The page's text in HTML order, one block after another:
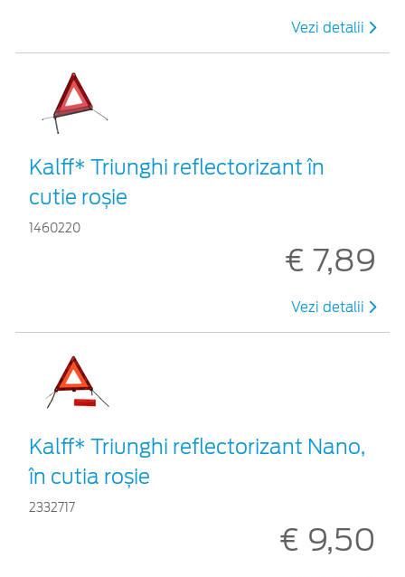
Vezi detalii
Kalff* Triunghi reflectorizant în
cutie roșie
1460220
€ 7,89
Vezi detalii
Kalff* Triunghi reflectorizant Nano,
în cutia roșie
2332717
€ 9,50